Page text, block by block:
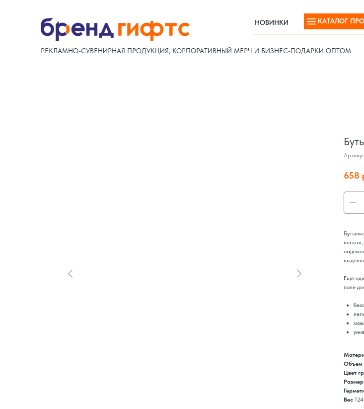
КАТАЛОГ
НОВИНКИ КАТАЛОГ
РЕКЛАМНО-СУВЕНИРНАЯ ПРОДУКЦИЯ, КОРПОРАТИВНЫЙ МЕРЧ И БИЗНЕС-ПОДАРКИ ОПТОМ
658
Еще
поле
Объем
Цвет
Вес